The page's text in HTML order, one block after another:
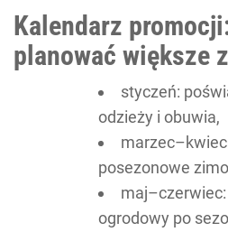
Kalendarz
planować większe
styczeń:
odzieży i obuwia,
posezonowe
ogrodowy po